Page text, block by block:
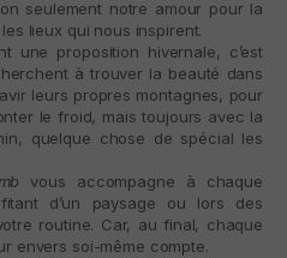
seulement notre amour pour la
lieux qui nous inspirent.
une proposition hivernale, c’est
à trouver la beauté dans
leurs propres montagnes, pour
le froid, mais toujours avec la
quelque chose de spécial les
vous accompagne à chaque
d’un paysage ou lors des
routine. Car, au final, chaque
envers soi-même compte.